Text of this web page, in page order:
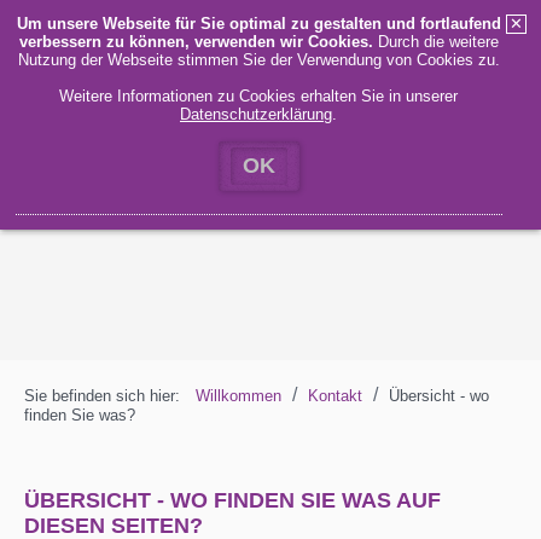
✕
Um unsere Webseite für Sie optimal zu gestalten und fortlaufend
verbessern zu können, verwenden wir Cookies. Durch die weitere
Nutzung der Webseite stimmen Sie der Verwendung von Cookies zu.
Weitere Informationen zu Cookies erhalten Sie in unserer
Datenschutzerklärung.
OK
MENÜ
Sie befinden sich hier: Willkommen / Kontakt /
Übersicht - wo
finden Sie was?
ÜBERSICHT - WO FINDEN SIE WAS AUF
DIESEN SEITEN?